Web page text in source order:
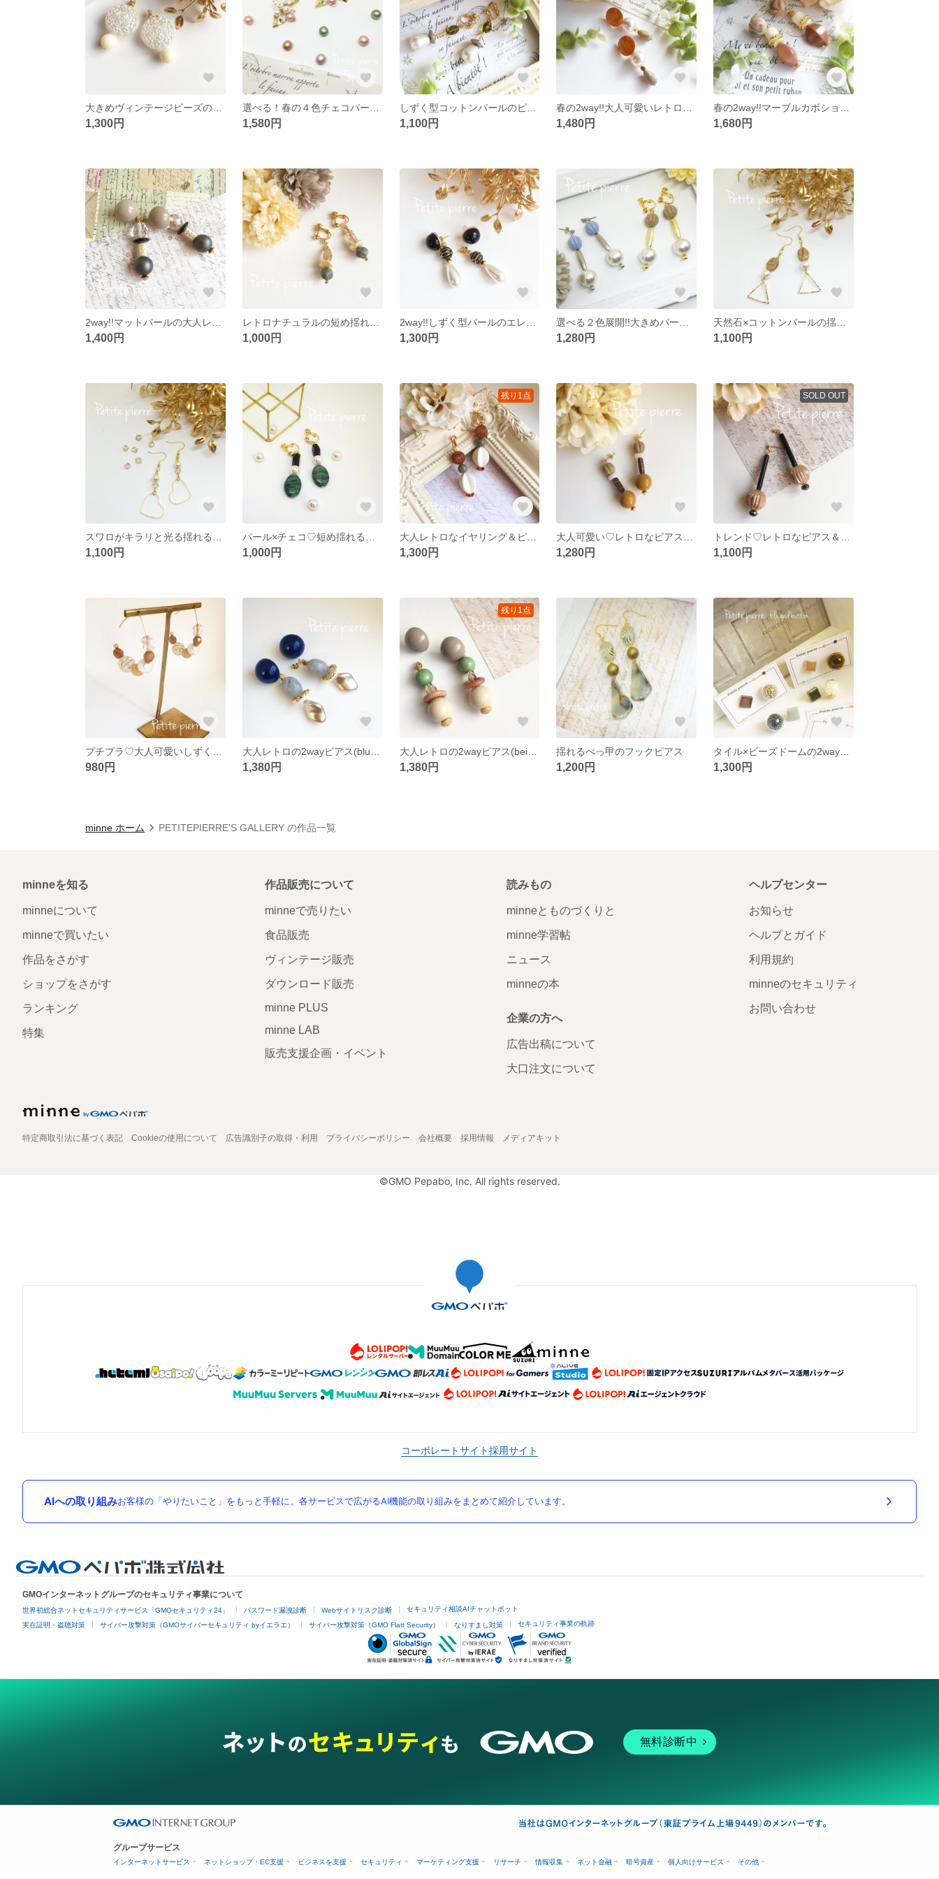
1,300円 1,580円
しずく型コットンパールのピアス&イヤリング
1,100円 1,480円 1,680円
1,400円
レトロナチュラルの短め揺れるイヤリング&ピアス
1,000円 1,300円 1,280円 1,100円
1,100円 1,000円
残り1点
大人レトロなイヤリング＆ピアス(brown×ivory)
1,300円 1,280円
SOLD OUT
1,100円
980円 1,380円
残り1点
大人レトロの2wayピアス(beige×green)
1,380円
揺れるべっ甲のフックピアス
1,200円 1,300円
minne ホーム PETITEPIERRE'S GALLERY の作品一覧
minneを知る
minneについて
minneで買いたい
作品をさがす
ショップをさがす
ランキング
特集
作品販売について
minneで売りたい
食品販売
ヴィンテージ販売
ダウンロード販売
minne PLUS
minne LAB
販売支援企画・イベント
読みもの
minneとものづくりと
minne学習帖
ニュース
minneの本
企業の方へ
広告出稿について
大口注文について
ヘルプセンター
お知らせ
ヘルプとガイド
利用規約
minneのセキュリティ
お問い合わせ
特定商取引法に基づく表記 Cookieの使用について 広告識別子の取得・利用 プライバシーポリシー 会社概要 採用情報 メディアキット
©GMO Pepabo, Inc. All rights reserved.
コーポレートサイト採用サイト
AIへの取り組みお客様の「やりたいこと」をもっと手軽に。各サービスで広がるAI機能の取り組みをまとめて紹介しています。
GMOインターネットグループのセキュリティ事業について
世界初総合ネットセキュリティサービス「GMOセキュリティ24」 パスワード漏洩診断 Webサイトリスク診断 セキュリティ相談AIチャットボット
実在証明・盗聴対策 サイバー攻撃対策（GMOサイバーセキュリティ byイエラエ） サイバー攻撃対策（GMO Flatt Security） なりすまし対策 セキュリティ事業の軌跡
無料診断中
グループサービス
インターネットサービス ネットショップ・EC支援 ビジネスを支援 セキュリティ マーケティング支援 リサーチ 情報収集 ネット金融 暗号資産 個人向けサービス その他